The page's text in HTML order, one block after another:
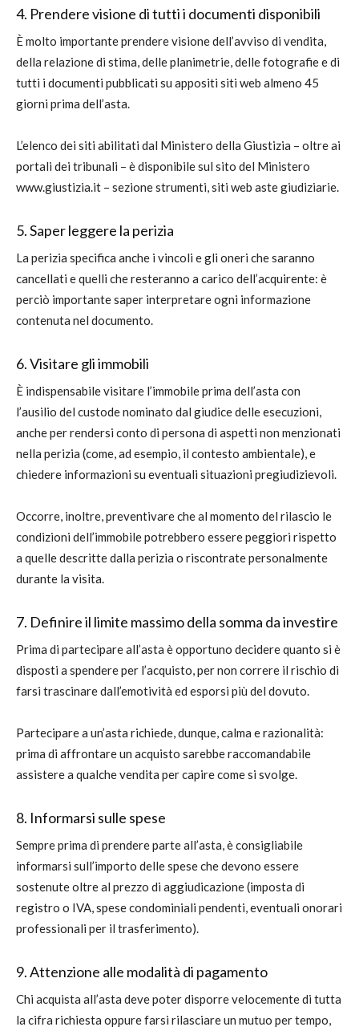
4. Prendere visione di tutti i documenti disponibili
È molto importante prendere visione dell’avviso di vendita,
della relazione di stima, delle planimetrie, delle fotografie e di
tutti i documenti pubblicati su appositi siti web almeno 45
giorni prima dell’asta.
L’elenco dei siti abilitati dal Ministero della Giustizia – oltre ai
portali dei tribunali – è disponibile sul sito del Ministero
www.giustizia.it – sezione strumenti, siti web aste giudiziarie.
5. Saper leggere la perizia
La perizia specifica anche i vincoli e gli oneri che saranno
cancellati e quelli che resteranno a carico dell’acquirente: è
perciò importante saper interpretare ogni informazione
contenuta nel documento.
6. Visitare gli immobili
È indispensabile visitare l’immobile prima dell’asta con
l’ausilio del custode nominato dal giudice delle esecuzioni,
anche per rendersi conto di persona di aspetti non menzionati
nella perizia (come, ad esempio, il contesto ambientale), e
chiedere informazioni su eventuali situazioni pregiudizievoli.
Occorre, inoltre, preventivare che al momento del rilascio le
condizioni dell’immobile potrebbero essere peggiori rispetto
a quelle descritte dalla perizia o riscontrate personalmente
durante la visita.
7. Definire il limite massimo della somma da investire
Prima di partecipare all’asta è opportuno decidere quanto si è
disposti a spendere per l’acquisto, per non correre il rischio di
farsi trascinare dall’emotività ed esporsi più del dovuto.
Partecipare a un’asta richiede, dunque, calma e razionalità:
prima di affrontare un acquisto sarebbe raccomandabile
assistere a qualche vendita per capire come si svolge.
8. Informarsi sulle spese
Sempre prima di prendere parte all’asta, è consigliabile
informarsi sull’importo delle spese che devono essere
sostenute oltre al prezzo di aggiudicazione (imposta di
registro o IVA, spese condominiali pendenti, eventuali onorari
professionali per il trasferimento).
9. Attenzione alle modalità di pagamento
Chi acquista all’asta deve poter disporre velocemente di tutta
la cifra richiesta oppure farsi rilasciare un mutuo per tempo,